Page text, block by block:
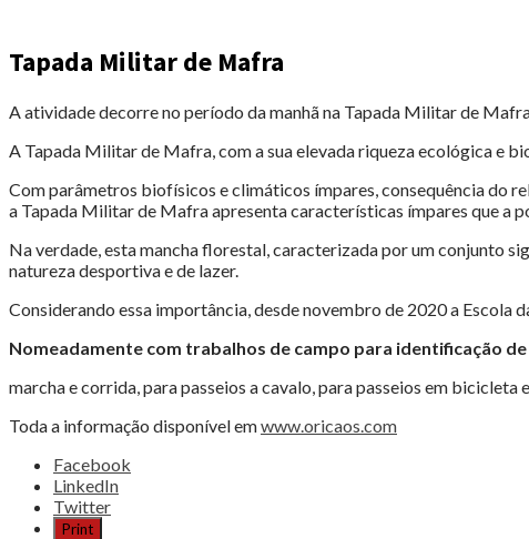
Tapada Militar de Mafra
A atividade decorre no período da manhã na Tapada Militar de
A Tapada Militar de Mafra, com a sua elevada riqueza ecológica e
Com parâmetros biofísicos e climáticos ímpares, consequência do
a Tapada Militar de Mafra apresenta características ímpares que a
Na verdade, esta mancha florestal, caracterizada por um conjunto
natureza desportiva e de lazer.
Considerando essa importância, desde novembro de 2020 a
Nomeadamente com trabalhos de campo para identificação
marcha e corrida, para passeios a cavalo, para passeios em bicicleta
Toda a informação disponível emwww.oricaos.com
Share
post
"ORIENTAÇÃO
Facebook
LinkedIn
Twitter
Print